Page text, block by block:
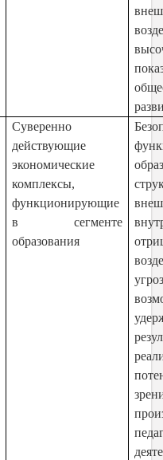
Суверенно
действующие
экономические
комплексы,
функционирующие
в сегменте
образования